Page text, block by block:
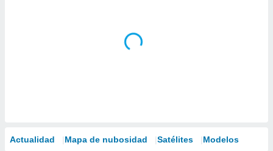
Actualidad Mapa de nubosidad Satélites Modelos